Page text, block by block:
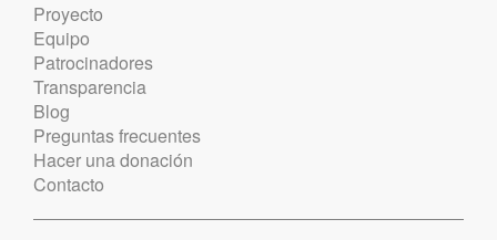
Proyecto
Equipo
Patrocinadores
Transparencia
Blog
Preguntas frecuentes
Hacer una donación
Contacto